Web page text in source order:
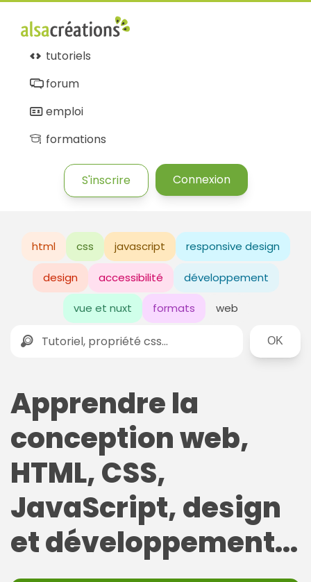
tutoriels
forum
emploi
formations
S'inscrire Connexion
html css javascript responsive design
design accessibilité développement
vue et nuxt formats web
Rechercher
Apprendre la
conception web,
HTML, CSS,
JavaScript, design
et développement...